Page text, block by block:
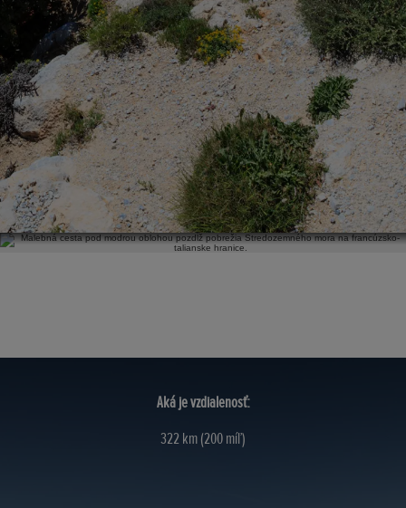
Aká je vzdialenosť:
322 km (200 míľ)